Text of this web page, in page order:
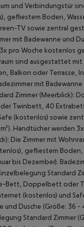
und Verbindungstür
Boden,
TV sowie zentral
mit Badewanne und
pro Woche kostenlos
sind ausgestattet
oder Terrasse,
mit Badewanne
Zimmer (Meerblick):
Twinbett, 40
(kostenlos) sowie
Handtücher werden
Die Zimmer mit
gefliestem Boden,
bis Dezember).
Standard
Bett, Doppelbett
(kostenlos) und
und Dusche (Größe: 36
Standard Zimmer
akzeptieren